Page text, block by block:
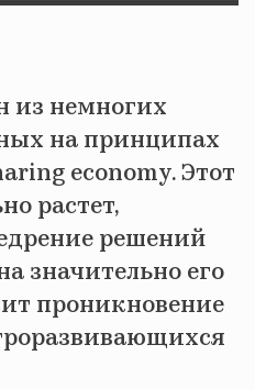
из немногих
на принципах
economy. Этот
растет,
решений
значительно его
проникновение